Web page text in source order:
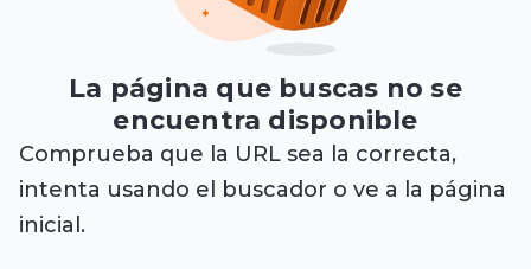
La página que buscas no se
encuentra disponible
Comprueba que la URL sea la correcta,
intenta usando el buscador o ve a la página
inicial.